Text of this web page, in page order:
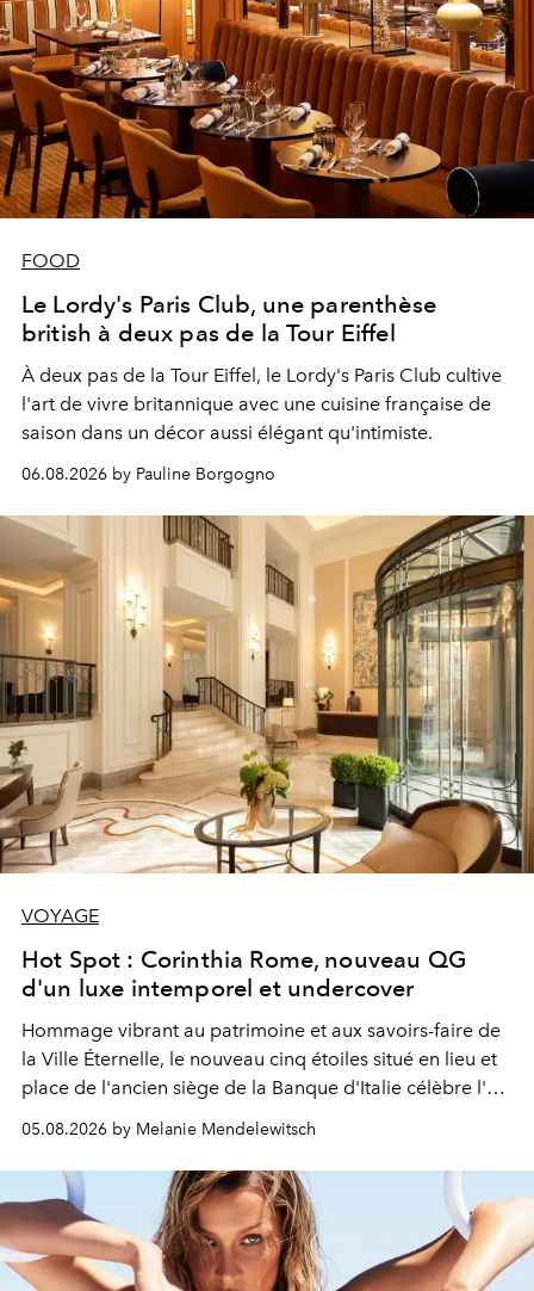
FOOD
Le Lordy's Paris Club, une parenthèse
british à deux pas de la Tour Eiffel
À deux pas de la Tour Eiffel, le Lordy's Paris Club cultive
l'art de vivre britannique avec une cuisine française de
saison dans un décor aussi élégant qu'intimiste.
06.08.2026 by Pauline Borgogno
VOYAGE
Hot Spot : Corinthia Rome, nouveau QG
d'un luxe intemporel et undercover
Hommage vibrant au patrimoine et aux savoirs-faire de
la Ville Éternelle, le nouveau cinq étoiles situé en lieu et
place de l'ancien siège de la Banque d'Italie célèbre l'art
de vivre Romain dans toute son élégance intemporelle.
05.08.2026 by Melanie Mendelewitsch